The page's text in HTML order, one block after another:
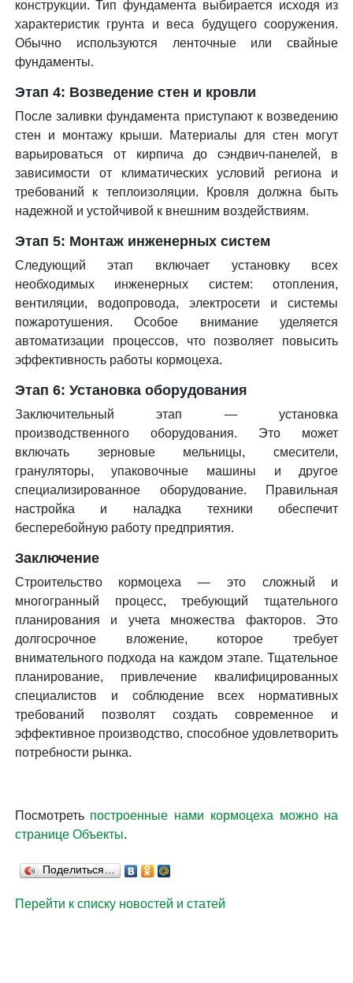
конструкции. Тип фундамента выбирается исходя из
характеристик грунта и веса будущего сооружения.
Обычно используются ленточные или свайные
фундаменты.
Этап 4: Возведение стен и кровли
После заливки фундамента приступают к возведению
стен и монтажу крыши. Материалы для стен могут
варьироваться от кирпича до сэндвич-панелей, в
зависимости от климатических условий региона и
требований к теплоизоляции. Кровля должна быть
надежной и устойчивой к внешним воздействиям.
Этап 5: Монтаж инженерных систем
Следующий этап включает установку всех
необходимых инженерных систем: отопления,
вентиляции, водопровода, электросети и системы
пожаротушения. Особое внимание уделяется
автоматизации процессов, что позволяет повысить
эффективность работы кормоцеха.
Этап 6: Установка оборудования
Заключительный этап — установка
производственного оборудования. Это может
включать зерновые мельницы, смесители,
грануляторы, упаковочные машины и другое
специализированное оборудование. Правильная
настройка и наладка техники обеспечит
бесперебойную работу предприятия.
Заключение
Строительство кормоцеха — это сложный и
многогранный процесс, требующий тщательного
планирования и учета множества факторов. Это
долгосрочное вложение, которое требует
внимательного подхода на каждом этапе. Тщательное
планирование, привлечение квалифицированных
специалистов и соблюдение всех нормативных
требований позволят создать современное и
эффективное производство, способное удовлетворить
потребности рынка.
Посмотреть построенные нами кормоцеха можно на
странице Объекты.
Поделиться…
Перейти к списку новостей и статей